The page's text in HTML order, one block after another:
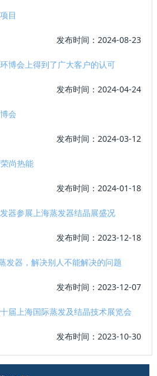
目
发布时间：2024-08-23
博会上得到了广大客户的认可
发布时间：2024-04-24
会
发布时间：2024-03-12
尚热能
发布时间：2024-01-18
器参展上海蒸发器结晶展盛况
发布时间：2023-12-18
发器，解决别人不能解决的问题
发布时间：2023-12-07
届上海国际蒸发及结晶技术展览会
发布时间：2023-10-30